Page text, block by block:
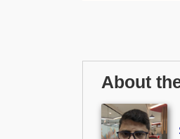
About